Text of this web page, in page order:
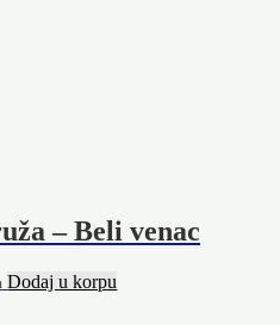
– Beli venac
Dodaj u korpu